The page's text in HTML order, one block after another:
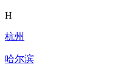
H
杭州
哈尔滨